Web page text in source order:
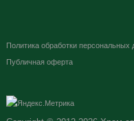
Политика обработки персональных
Публичная оферта